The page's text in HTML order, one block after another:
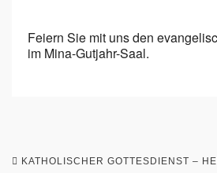
Feiern Sie mit uns den
im Mina-Gutjahr-Saal.
KATHOLISCHER GOTTESDIENST –